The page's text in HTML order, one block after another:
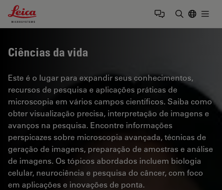
Leica Microsystems Logo
Ciências da vida
Este é o lugar para expandir seus conhecimentos,
recursos de pesquisa e aplicações práticas de
microscopia em vários campos científicos. Saiba como
obter visualização precisa, interpretação de imagens e
avanços na pesquisa. Encontre informações
perspicazes sobre microscopia avançada, técnicas de
geração de imagens, preparação de amostras e análise
de imagens. Os tópicos abordados incluem biologia
celular, neurociência e pesquisa do câncer, com foco
em aplicações e inovações de ponta.